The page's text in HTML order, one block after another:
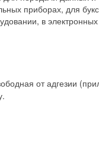
приборах, для
в электронных
от адгезии